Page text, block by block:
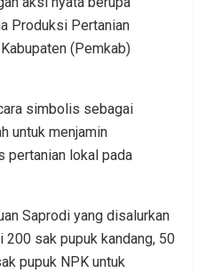
Produksi Pertanian
(Pemkab)
simbolis sebagai
untuk menjamin
pertanian lokal pada
Saprodi yang disalurkan
sak pupuk kandang, 50
pupuk NPK untuk